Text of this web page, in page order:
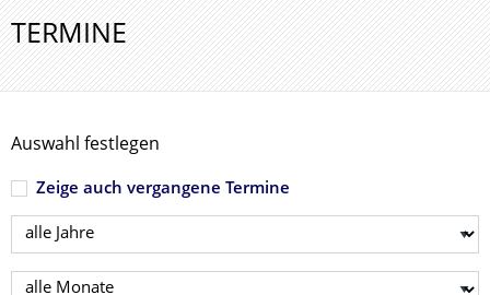
TERMINE
Auswahl festlegen
Zeige auch vergangene Termine
Jahr wählen
Monat wählen